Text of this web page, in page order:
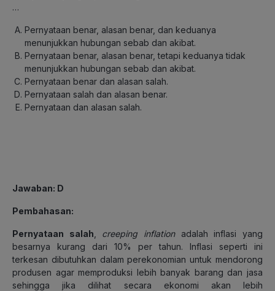
…
Pernyataan benar, alasan benar, dan keduanya
menunjukkan hubungan sebab dan akibat.
Pernyataan benar, alasan benar, tetapi keduanya tidak
menunjukkan hubungan sebab dan akibat.
Pernyataan benar dan alasan salah.
Pernyataan salah dan alasan benar.
Pernyataan dan alasan salah.
Jawaban: D
Pembahasan:
Pernyataan salah creeping inflationadalah inflasi yang
besarnya kurang dari 10% per tahun. Inflasi seperti ini
terkesan dibutuhkan dalam perekonomian untuk mendorong
produsen agar memproduksi lebih banyak barang dan jasa
sehingga jika dilihat secara ekonomi akan lebih